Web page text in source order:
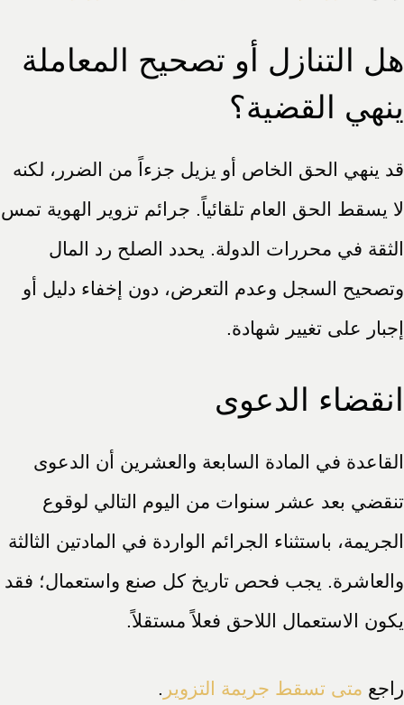
هل التنازل أو تصحيح المعاملة
ينهي القضية؟
قد ينهي الحق الخاص أو يزيل جزءاً من الضرر، لكنه
لا يسقط الحق العام تلقائياً. جرائم تزوير الهوية تمس
الثقة في محررات الدولة. يحدد الصلح رد المال
وتصحيح السجل وعدم التعرض، دون إخفاء دليل أو
إجبار على تغيير شهادة.
انقضاء الدعوى
القاعدة في المادة السابعة والعشرين أن الدعوى
تنقضي بعد عشر سنوات من اليوم التالي لوقوع
الجريمة، باستثناء الجرائم الواردة في المادتين الثالثة
والعاشرة. يجب فحص تاريخ كل صنع واستعمال؛ فقد
يكون الاستعمال اللاحق فعلاً مستقلاً.
راجع متى تسقط جريمة التزوير .